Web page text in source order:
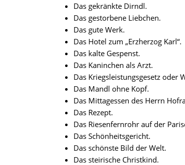
Das gekränkte Dirndl.
Das gestorbene Liebchen.
Das gute Werk.
Das Hotel zum „Erzherzog Karl“.
Das kalte Gespenst.
Das Kaninchen als Arzt.
Das Kriegsleistungsgesetz oder
Das Mandl ohne Kopf.
Das Mittagessen des Herrn
Das Rezept.
Das Riesenfernrohr auf der
Das Schönheitsgericht.
Das schönste Bild der Welt.
Das steirische Christkind.